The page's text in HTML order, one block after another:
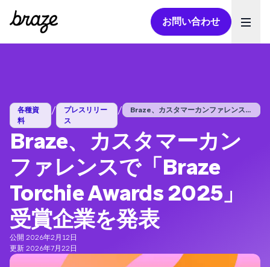
お問い合わせ
各種資
料
/
プレスリリー
ス
/ Braze、カスタマーカンファレンスで「...
Braze、カスタマーカン
ファレンスで「Braze
Torchie Awards 2025」
受賞企業を発表
公開 2026年2月12日
更新 2026年7月22日